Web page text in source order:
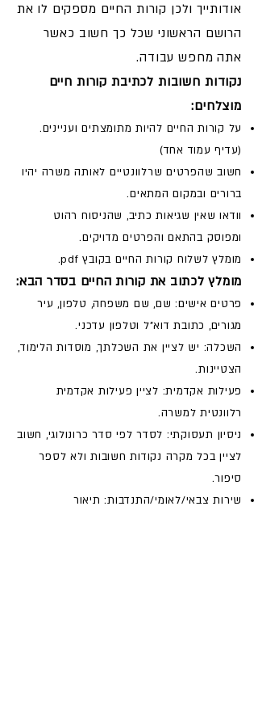
אודותייך ולכן קורות החיים מספקים לו את
הרושם הראשוני שכל כך חשוב כאשר
אתה מחפש עבודה.
נקודות חשובות לכתיבת קורות חיים
מוצלחים:
על קורות החיים להיות מתומצתים ועניינים.
(עדיף עמוד אחד)
חשוב שהפרטים שרלוונטיים לאותה משרה יהיו
ברורים ובמקום המתאים.
וודאו שאין שגיאות כתיב, שהניסוח רהוט
ומפוסק בהתאם והפרטים מדויקים.
מומלץ לשלוח קורות החיים בקובץ pdf.
מומלץ לכתוב את קורות החיים בסדר הבא:
פרטים אישים: שם, שם משפחה, טלפון, עיר
מגורים, כתובת דוא"ל וטלפון עדכני.
השכלה: יש לציין את השכלתך, מוסדות הלימוד,
הצטיינות.
פעילות אקדמית: לציין פעילות אקדמית
רלוונטית למשרה.
ניסיון תעסוקתי: לסדר לפי סדר כרונולוגי, חשוב
לציין בכל מקרה נקודות חשובות ולא לספר
סיפור.​
שירות צבאי/לאומי/התנדבות: תיאור